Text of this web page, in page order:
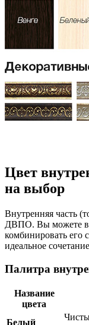
Цвет
на выбор
Внутренняя часть
ДВПО. Вы можете
комбинировать его
идеальное
Палитра
Название
цвета
Белый